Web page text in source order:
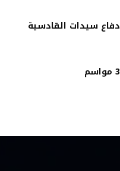
سيدات القادسية